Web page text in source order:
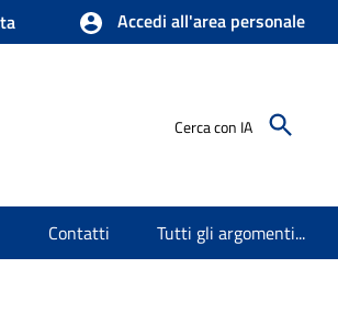
Accedi all'area personale
Cerca con IA
Contatti Tutti gli argomenti...